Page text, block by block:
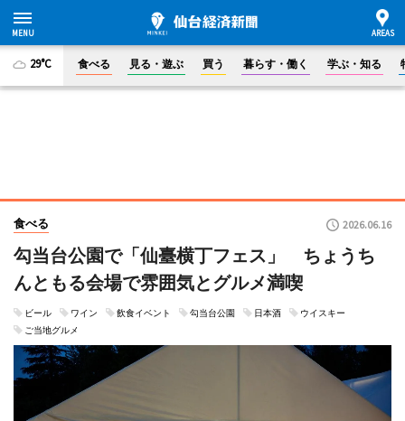
29°C 食べる 見る・遊ぶ 買う 暮らす・働く 学ぶ・知る
食べる 2026.06.16
勾当台公園で「仙臺横丁フェス」 ちょうち
んともる会場で雰囲気とグルメ満喫
ビール ワイン 飲食イベント 勾当台公園 日本酒
ウイスキー
ご当地グルメ